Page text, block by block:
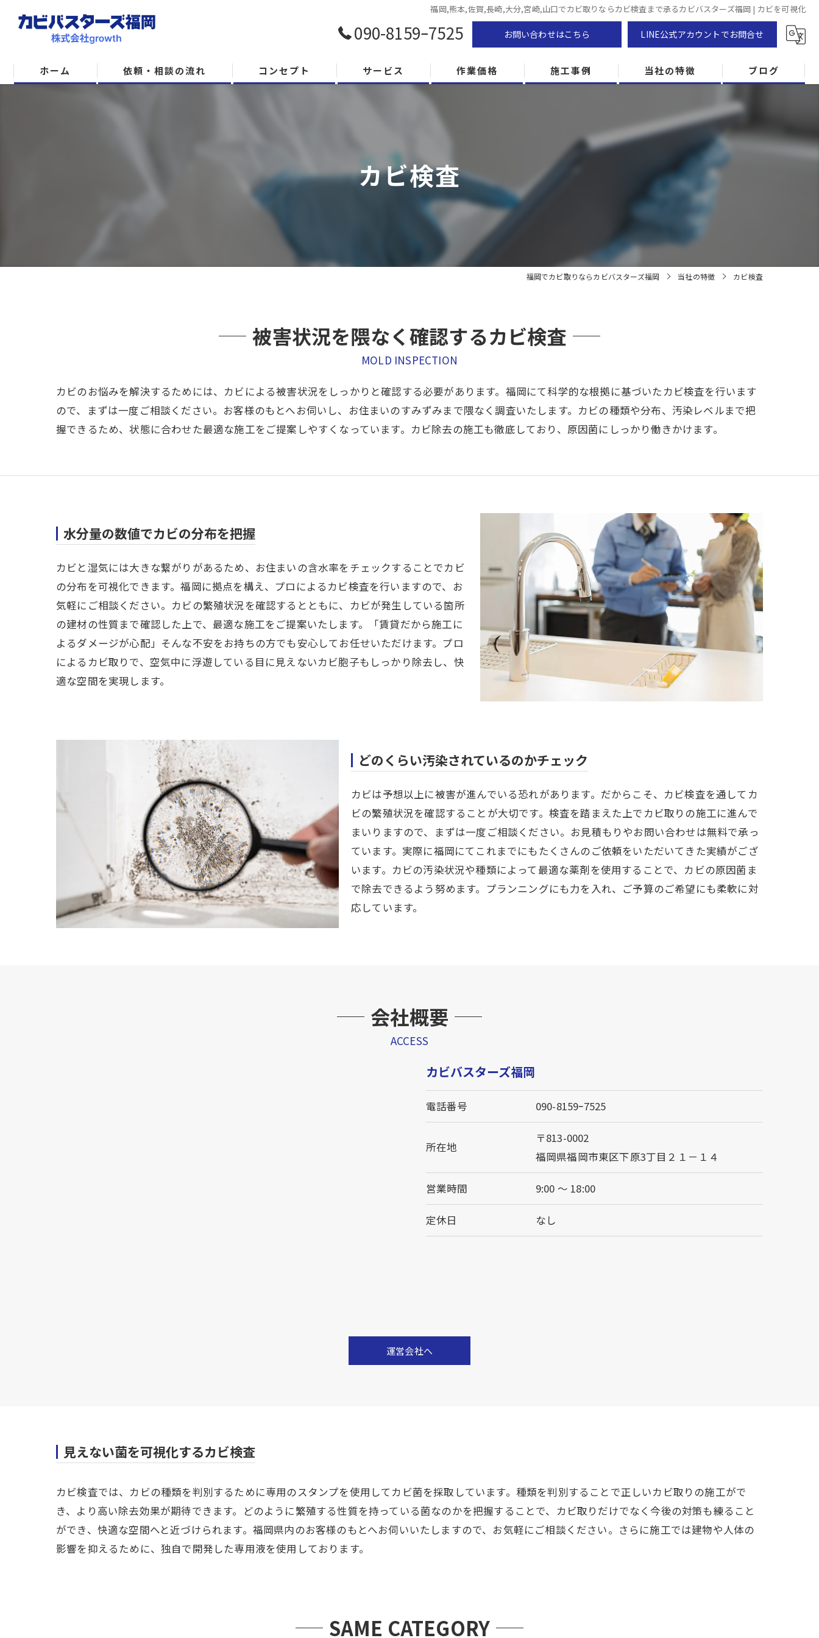
福岡,熊本,佐賀,長崎,大分,宮崎,山口でカビ取りならカビ検査まで承るカビバスターズ福岡 | カビを可視化
090-8159ｰ7525 お問い合わせはこちら LINE公式アカウントでお問合せ
ホーム 依頼・相談の流れ コンセプト サービス 作業価格 施工事例 当社の特徴
防カビ
ブログ
カビ検査
福岡でカビ取りならカビバスターズ福岡 当社の特徴 カビ検査
被害状況を隈なく確認するカビ検査
MOLD INSPECTION
カビのお悩みを解決するためには、カビによる被害状況をしっかりと確認する必要があります。福岡にて科学的な根拠に基づいたカビ検査を行います
ので、まずは一度ご相談ください。お客様のもとへお伺いし、お住まいのすみずみまで隈なく調査いたします。カビの種類や分布、汚染レベルまで把
握できるため、状態に合わせた最適な施工をご提案しやすくなっています。カビ除去の施工も徹底しており、原因菌にしっかり働きかけます。
水分量の数値でカビの分布を把握
カビと湿気には大きな繋がりがあるため、お住まいの含水率をチェックすることでカビ
の分布を可視化できます。福岡に拠点を構え、プロによるカビ検査を行いますので、お
気軽にご相談ください。カビの繁殖状況を確認するとともに、カビが発生している箇所
の建材の性質まで確認した上で、最適な施工をご提案いたします。「賃貸だから施工に
よるダメージが心配」そんな不安をお持ちの方でも安心してお任せいただけます。プロ
によるカビ取りで、空気中に浮遊している目に見えないカビ胞子もしっかり除去し、快
適な空間を実現します。
どのくらい汚染されているのかチェック
カビは予想以上に被害が進んでいる恐れがあります。だからこそ、カビ検査を通してカ
ビの繁殖状況を確認することが大切です。検査を踏まえた上でカビ取りの施工に進んで
まいりますので、まずは一度ご相談ください。お見積もりやお問い合わせは無料で承っ
ています。実際に福岡にてこれまでにもたくさんのご依頼をいただいてきた実績がござ
います。カビの汚染状況や種類によって最適な薬剤を使用することで、カビの原因菌ま
で除去できるよう努めます。プランニングにも力を入れ、ご予算のご希望にも柔軟に対
応しています。
会社概要
ACCESS
カビバスターズ福岡
電話番号 090-8159ｰ7525
所在地
〒813-0002
福岡県福岡市東区下原3丁目２１－１４
営業時間 9:00 〜 18:00
定休日 なし
運営会社へ
見えない菌を可視化するカビ検査
カビ検査では、カビの種類を判別するために専用のスタンプを使用してカビ菌を採取しています。種類を判別することで正しいカビ取りの施工がで
き、より高い除去効果が期待できます。どのように繁殖する性質を持っている菌なのかを把握することで、カビ取りだけでなく今後の対策も練ること
ができ、快適な空間へと近づけられます。福岡県内のお客様のもとへお伺いいたしますので、お気軽にご相談ください。さらに施工では建物や人体の
影響を抑えるために、独自で開発した専用液を使用しております。
SAME CATEGORY